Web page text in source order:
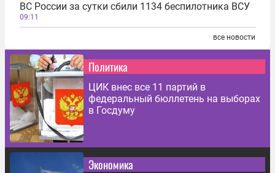
ВС России за сутки сбили 1134 беспилотника ВСУ
09:11
все новости
Политика
ЦИК внес все 11 партий в
федеральный бюллетень на выборах
в Госдуму
Экономика